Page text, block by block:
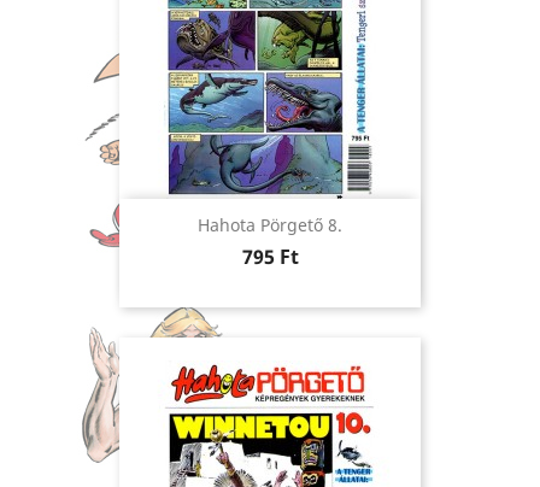
Hahota Pörgető 8.
Ár
795 Ft